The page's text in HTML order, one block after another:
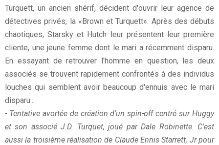
Turquett, un ancien shérif, décident d'ouvrir leur agence de
détectives privés, la «Brown et Turquett». Après des débuts
chaotiques, Starsky et Hutch leur présentent leur première
cliente, une jeune femme dont le mari a récemment disparu.
En essayant de retrouver l'homme en question, les deux
associés se trouvent rapidement confrontés à des individus
louches qui semblent avoir beaucoup d'ennuis avec le mari
disparu...
- Tentative avortée de création d'un spin-off centré sur Huggy
et son associé J.D. Turquet, joué par Dale Robinette. C'est
aussi la troisième réalisation de Claude Ennis Starrett, Jr pour